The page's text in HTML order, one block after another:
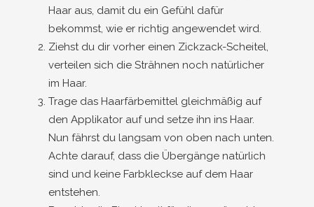
Haar aus, damit du ein Gefühl dafür
bekommst, wie er richtig angewendet wird.
Ziehst du dir vorher einen Zickzack-Scheitel,
verteilen sich die Strähnen noch natürlicher
im Haar.
Trage das Haarfärbemittel gleichmäßig auf
den Applikator auf und setze ihn ins Haar.
Nun fährst du langsam von oben nach unten.
Achte darauf, dass die Übergänge natürlich
sind und keine Farbkleckse auf dem Haar
entstehen.